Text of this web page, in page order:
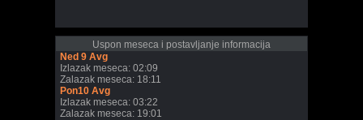
Uspon meseca i postavljanje informacija
Ned 9 Avg
Izlazak meseca: 02:09
Zalazak meseca: 18:11
Pon10 Avg
Izlazak meseca: 03:22
Zalazak meseca: 19:01